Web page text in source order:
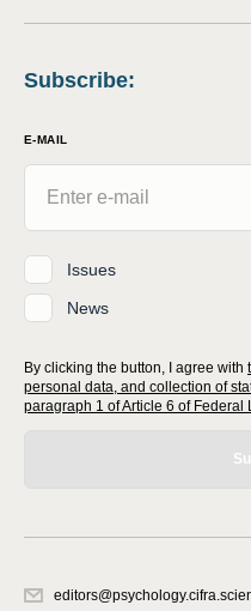
Subscribe:
E-MAIL
Issues
News
By clicking the button, I agree with
personal data, and collection of
paragraph 1 of Article 6 of